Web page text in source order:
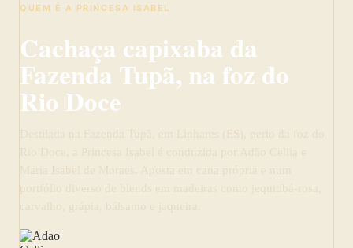
QUEM É A PRINCESA ISABEL
Cachaça capixaba da
Fazenda Tupã, na foz do
Rio Doce